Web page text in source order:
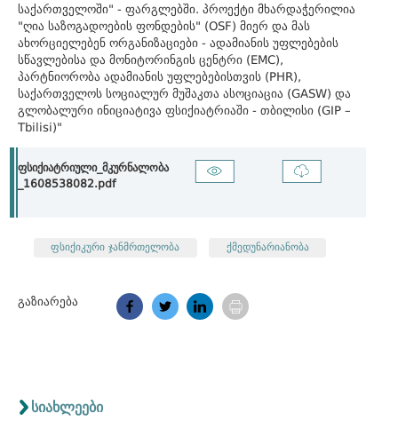
საქართველოში" - ფარგლებში. პროექტი მხარდაჭერილია
"ღია საზოგადოების ფონდების" (OSF) მიერ და მას
ახორციელებენ ორგანიზაციები - ადამიანის უფლებების
სწავლებისა და მონიტორინგის ცენტრი (EMC),
პარტნიორობა ადამიანის უფლებებისთვის (PHR),
საქართველოს სოციალურ მუშაკთა ასოციაცია (GASW) და
გლობალური ინიციატივა ფსიქიატრიაში - თბილისი (GIP –
Tbilisi)"
ფსიქიატრიული_მკურნალობა
_1608538082.pdf
ფსიქიკური ჯანმრთელობა ქმედუნარიანობა
გაზიარება
სიახლეები